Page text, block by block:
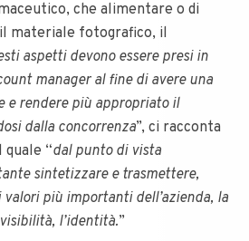
che alimentare o di
materiale fotografico, il
aspetti devono essere presi in
manager al fine di avere una
e rendere più appropriato il
dalla concorrenza”, ci racconta
quale “dal punto di vista
sintetizzare e trasmettere,
più importanti dell’azienda, la
l’identità.”